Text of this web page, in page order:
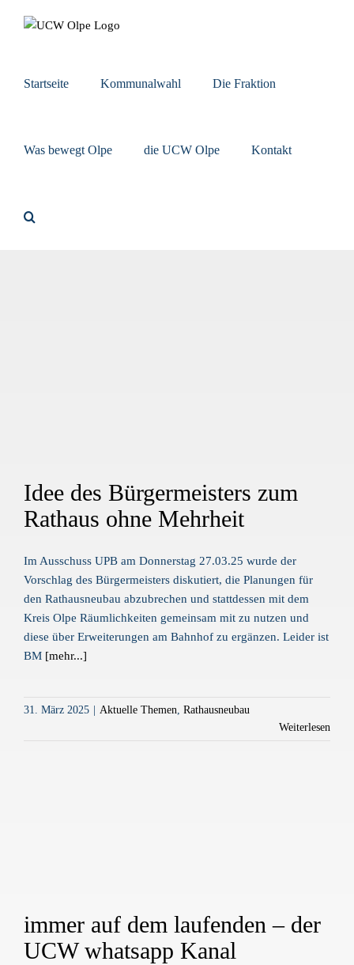
Inhalt
Startseite Kommunalwahl Die Fraktion
Was bewegt Olpe die UCW Olpe Kontakt
Idee des Bürgermeisters zum
Rathaus ohne Mehrheit
Im Ausschuss UPB am Donnerstag 27.03.25 wurde der
Vorschlag des Bürgermeisters diskutiert, die Planungen für
den Rathausneubau abzubrechen und stattdessen mit dem
Kreis Olpe Räumlichkeiten gemeinsam mit zu nutzen und
diese über Erweiterungen am Bahnhof zu ergänzen. Leider ist
BM [mehr...]
31. März 2025 | Aktuelle Themen Rathausneubau
Weiterlesen
immer auf dem laufenden – der
UCW whatsapp Kanal